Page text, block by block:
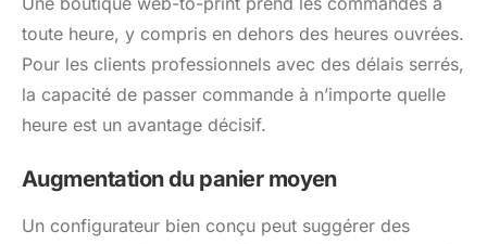
toute heure, y compris en dehors des heures ouvrées.
Pour les clients professionnels avec des délais serrés,
la capacité de passer commande à n’importe quelle
heure est un avantage décisif.
Augmentation du panier moyen
Un configurateur bien conçu peut suggérer des